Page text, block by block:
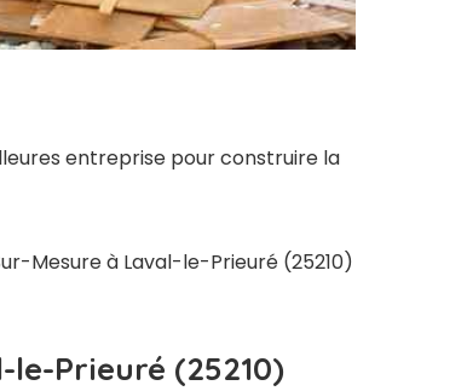
entreprise pour construire la
Mesure à Laval-le-Prieuré (25210)
Prieuré (25210)